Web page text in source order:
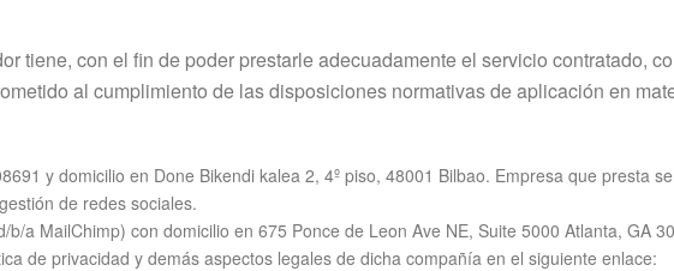
tiene, con el fin de poder prestarle adecuadamente el servicio contratado,
al cumplimiento de las disposiciones normativas de aplicación en
y domicilio en Done Bikendi kalea 2, 4º piso, 48001 Bilbao. Empresa que presta
de redes sociales.
a MailChimp) con domicilio en 675 Ponce de Leon Ave NE, Suite 5000 Atlanta, GA
de privacidad y demás aspectos legales de dicha compañía en el siguiente enlace: